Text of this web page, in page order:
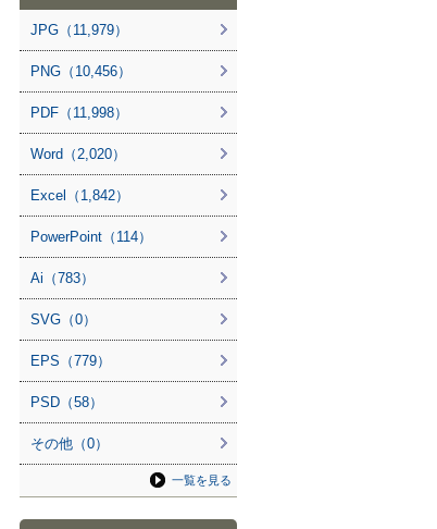
JPG（11,979）
PNG（10,456）
PDF（11,998）
Word（2,020）
Excel（1,842）
PowerPoint（114）
Ai（783）
SVG（0）
EPS（779）
PSD（58）
その他（0）
一覧を見る